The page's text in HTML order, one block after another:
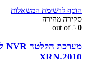
הוסף לרשימת המשאלות
סקירה מהירה
0
XRN-2010